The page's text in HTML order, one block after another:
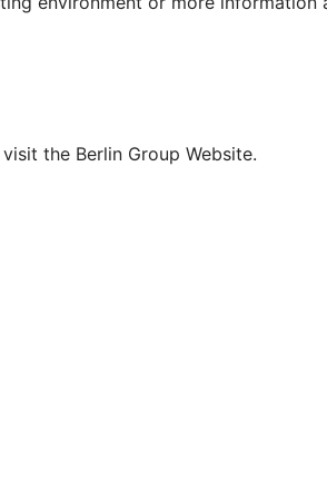
the Berlin Group Website.